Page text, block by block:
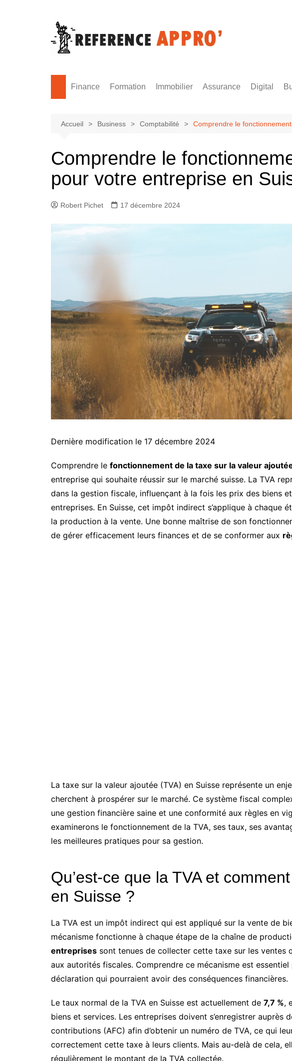
Finance Formation Immobilier Assurance Digital
Accueil Business Comptabilité Comprendre le
Comprendre le
pour votre entreprise en
Robert Pichet 17 décembre 2024
Dernière modification le 17 décembre 2024
Comprendre le fonctionnement de la taxe sur la valeur
entreprise qui souhaite réussir sur le marché suisse. La TVA
dans la gestion fiscale, influençant à la fois les prix des biens
entreprises. En Suisse, cet impôt indirect s’applique à chaque
la production à la vente. Une bonne maîtrise de son
de gérer efficacement leurs finances et de se conformer aux
La taxe sur la valeur ajoutée (TVA) en Suisse représente un
cherchent à prospérer sur le marché. Ce système fiscal
une gestion financière saine et une conformité aux règles en
examinerons le fonctionnement de la TVA, ses taux, ses
les meilleures pratiques pour sa gestion.
Qu’est-ce que la TVA et
en Suisse ?
La TVA est un impôt indirect qui est appliqué sur la vente de
mécanisme fonctionne à chaque étape de la chaîne de
entreprises sont tenues de collecter cette taxe sur les ventes
aux autorités fiscales. Comprendre ce mécanisme est
déclaration qui pourraient avoir des conséquences financières.
Le taux normal de la TVA en Suisse est actuellement de 7,7 %,
biens et services. Les entreprises doivent s’enregistrer auprès
contributions (AFC) afin d’obtenir un numéro de TVA, ce qui
correctement cette taxe à leurs clients. Mais au-delà de cela,
régulièrement le montant de la TVA collectée.